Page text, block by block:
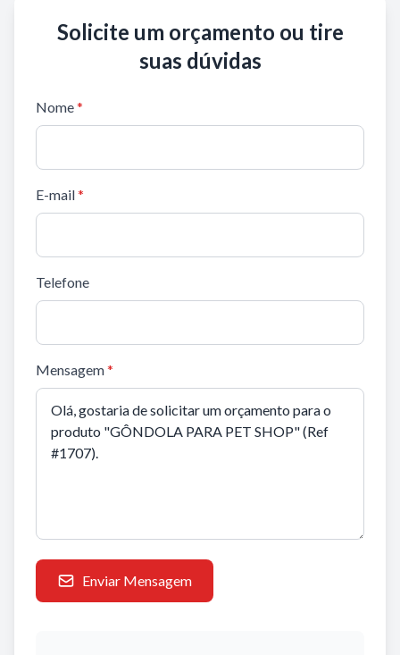
Solicite um orçamento ou tire
suas dúvidas
Nome*
E-mail*
Telefone
Mensagem*
Enviar Mensagem